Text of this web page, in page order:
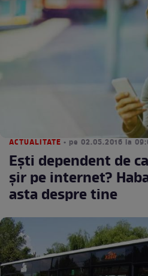
ACTUALITATE • pe 02.05.2016 la
Eşti dependent de
şir pe internet?
asta despre tine